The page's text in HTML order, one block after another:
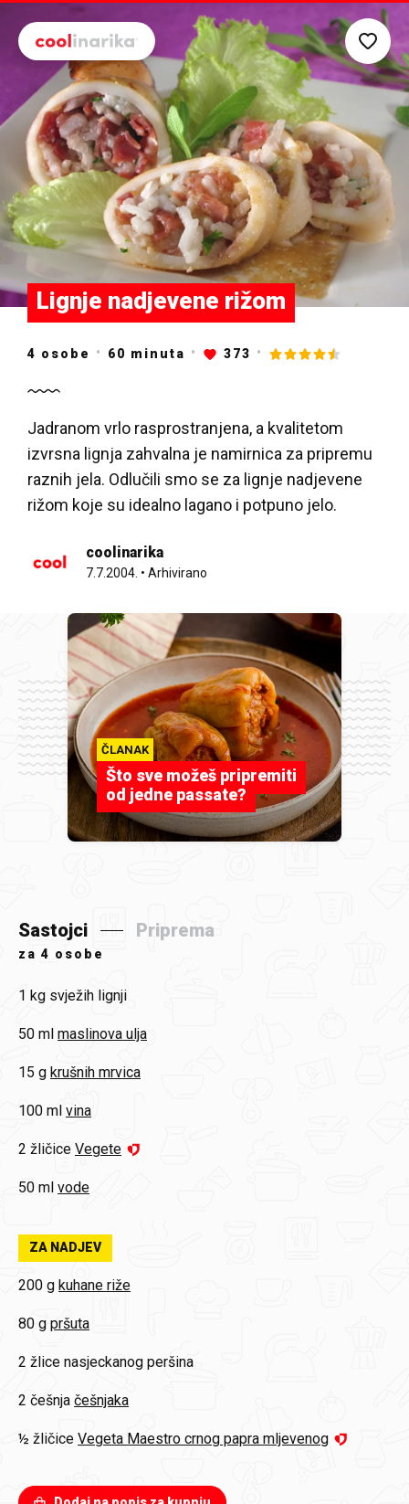
Preskoči na glavni sadržaj
Lignje nadjevene rižom
4 osobe 60 minuta 373
Jadranom vrlo rasprostranjena, a kvalitetom
izvrsna lignja zahvalna je namirnica za pripremu
raznih jela. Odlučili smo se za lignje nadjevene
rižom koje su idealno lagano i potpuno jelo.
coolinarika
7.7.2004. • Arhivirano
ČLANAK
Što sve možeš pripremiti
od jedne passate?
Sastojci Priprema
za 4 osobe
1 kg svježih lignji
50 ml maslinova ulja
15 g krušnih mrvica
100 ml vina
2 žličice Vegete
50 ml vode
ZA NADJEV
200 g kuhane riže
80 g pršuta
2 žlice nasjeckanog peršina
2 češnja češnjaka
½ žličice Vegeta Maestro crnog papra mljevenog